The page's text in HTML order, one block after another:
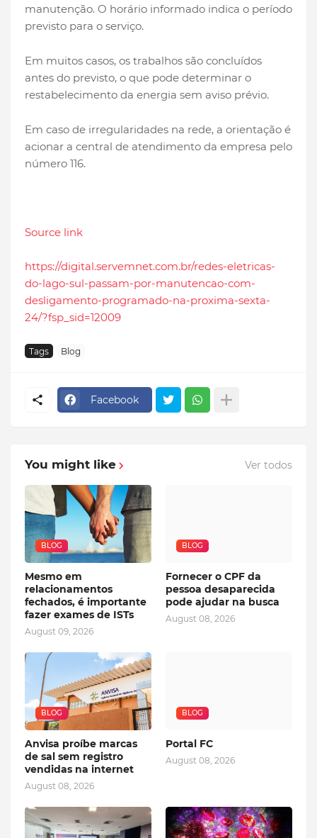
manutenção. O horário informado indica o período
previsto para o serviço.
Em muitos casos, os trabalhos são concluídos
antes do previsto, o que pode determinar o
restabelecimento da energia sem aviso prévio.
Em caso de irregularidades na rede, a orientação é
acionar a central de atendimento da empresa pelo
número 116.
Source link
https://digital.servemnet.com.br/redes-eletricas-
do-lago-sul-passam-por-manutencao-com-
desligamento-programado-na-proxima-sexta-
24/?fsp_sid=12009
Tags Blog
Facebook
You might like Ver todos
BLOG
Mesmo em
relacionamentos
fechados, é importante
fazer exames de ISTs
August 09, 2026
BLOG
Fornecer o CPF da
pessoa desaparecida
pode ajudar na busca
August 08, 2026
BLOG
Anvisa proíbe marcas
de sal sem registro
vendidas na internet
August 08, 2026
BLOG
Portal FC
August 08, 2026